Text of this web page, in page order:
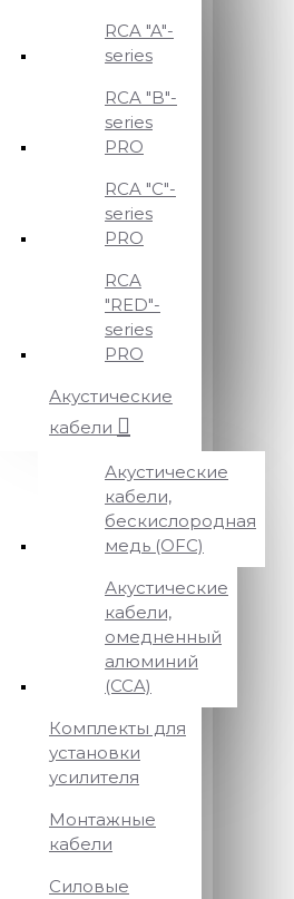
RCA "A"-
series
RCA "B"-
series
PRO
RCA "C"-
series
PRO
RCA
"RED"-
series
PRO
Акустические
кабели
Акустические
кабели,
бескислородная
медь (OFC)
Акустические
кабели,
омедненный
алюминий
(CCA)
Комплекты для
установки
усилителя
Монтажные
кабели
Силовые